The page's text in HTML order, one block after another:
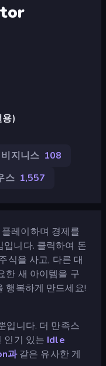
)
비지니스 108
스 1,557
레이하며 경제를
니다. 클릭하여 돈
식을 사고, 다른 대
한 새 아이템을 구
행복하게 만드세요!
입니다. 더 만족스
인기 있는 Idle
과같은 유사한 게